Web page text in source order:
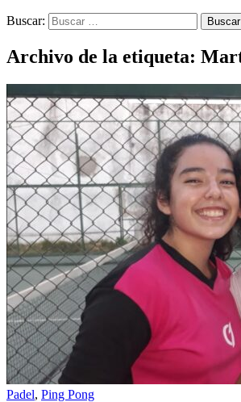
Buscar:
Archivo de la etiqueta:
Padel, Ping Pong